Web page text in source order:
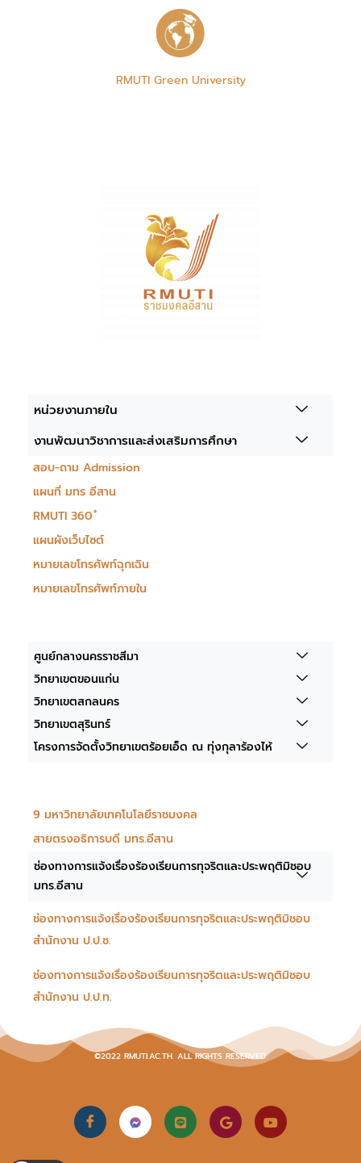
RMUTI Green University
หน่วยงานภายใน
งานพัฒนาวิชาการและส่งเสริมการศึกษา
สอบ-ถาม Admission
แผนที่ มทร อีสาน
RMUTI 360 ํ
แผนผังเว็บไซต์
หมายเลขโทรศัพท์ฉุกเฉิน
หมายเลขโทรศัพท์ภายใน
ศูนย์กลางนครราชสีมา
วิทยาเขตขอนแก่น
วิทยาเขตสกลนคร
วิทยาเขตสุรินทร์
โครงการจัดตั้งวิทยาเขตร้อยเอ็ด ณ ทุ่งกุลาร้องไห้
9 มหาวิทยาลัยเทคโนโลยีราชมงคล
สายตรงอธิการบดี มทร.อีสาน
ช่องทางการแจ้งเรื่องร้องเรียนการทุจริตและประพฤติมิชอบ
มทร.อีสาน
ช่องทางการแจ้งเรื่องร้องเรียนการทุจริตและประพฤติมิชอบ
สำนักงาน ป.ป.ช.
ช่องทางการแจ้งเรื่องร้องเรียนการทุจริตและประพฤติมิชอบ
สำนักงาน ป.ป.ท.
©2022 RMUTI.AC.TH. ALL RIGHTS RESERVED.